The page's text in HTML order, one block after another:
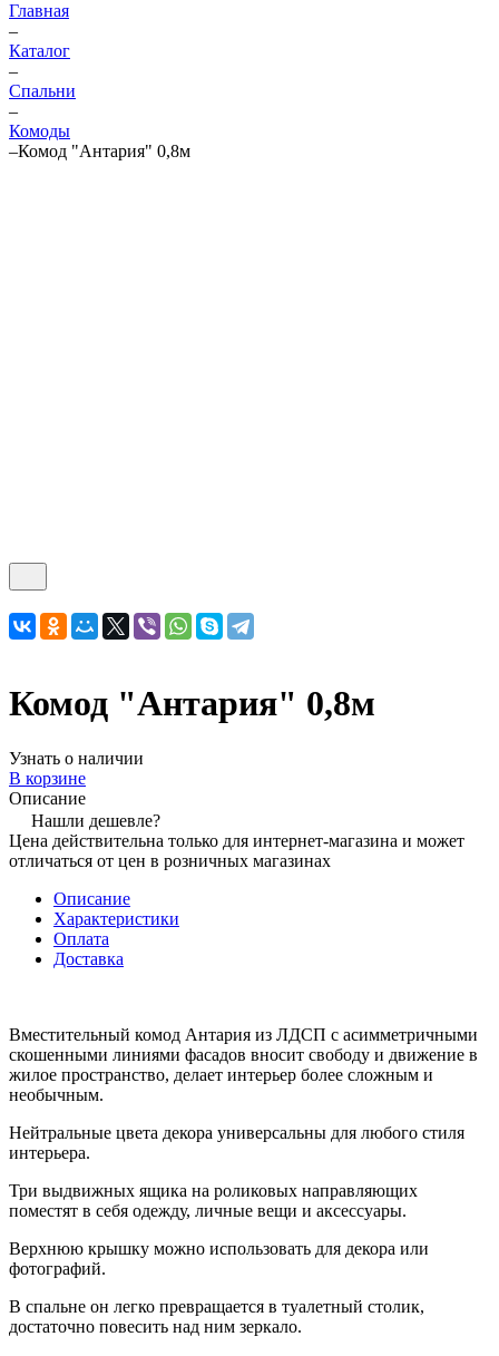
Главная
–
Каталог
–
Спальни
–
Комоды
–Комод "Антария" 0,8м
Комод "Антария" 0,8м
Узнать о наличии
В корзине
Описание
Нашли дешевле?
Цена действительна только для интернет-магазина и может
отличаться от цен в розничных магазинах
Описание
Характеристики
Оплата
Доставка
Вместительный комод Антария из ЛДСП с асимметричными
скошенными линиями фасадов вносит свободу и движение в
жилое пространство, делает интерьер более сложным и
необычным.
Нейтральные цвета декора универсальны для любого стиля
интерьера.
Три выдвижных ящика на роликовых направляющих
поместят в себя одежду, личные вещи и аксессуары.
Верхнюю крышку можно использовать для декора или
фотографий.
В спальне он легко превращается в туалетный столик,
достаточно повесить над ним зеркало.